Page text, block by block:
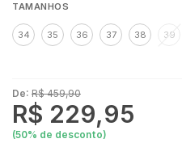
TAMANHOS
34 35 36 37 38 39
De: R$ 459,90
R$ 229,95
(50% de desconto)